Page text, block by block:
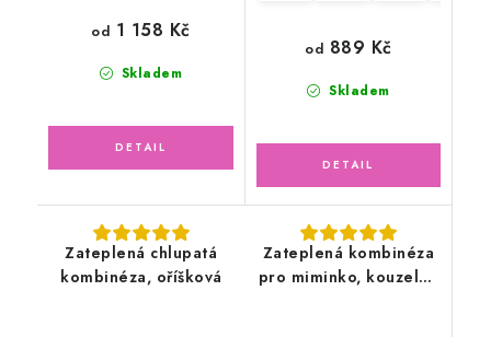
Skladem
od 1 158 Kč
Skladem
od 889 Kč
Zateplená chlupatá
kombinéza, oříšková
Zateplená kombinéza
pro miminko, kouzelné